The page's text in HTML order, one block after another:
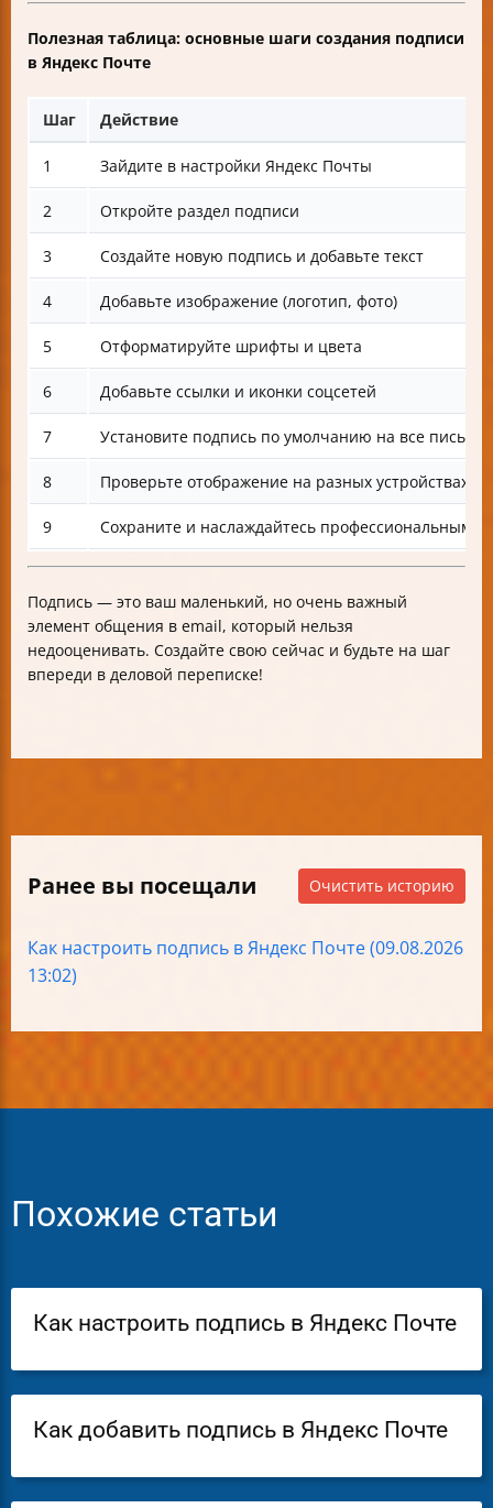
Полезная таблица: основные шаги создания подписи
в Яндекс Почте
Шаг Действие
1 Зайдите в настройки Яндекс Почты
2 Откройте раздел подписи
3 Создайте новую подпись и добавьте текст
4 Добавьте изображение (логотип, фото)
5 Отформатируйте шрифты и цвета
6 Добавьте ссылки и иконки соцсетей
7 Установите подпись по умолчанию на все письма
8 Проверьте отображение на разных устройствах и
9 Сохраните и наслаждайтесь профессиональным
Подпись — это ваш маленький, но очень важный
элемент общения в email, который нельзя
недооценивать. Создайте свою сейчас и будьте на шаг
впереди в деловой переписке!
Ранее вы посещали Очистить историю
Как настроить подпись в Яндекс Почте (09.08.2026
13:02)
Похожие статьи
Как настроить подпись в Яндекс Почте
Как добавить подпись в Яндекс Почте